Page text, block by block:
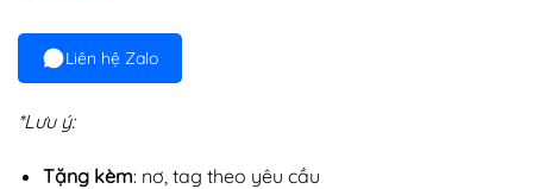
Liên hệ Zalo
*Lưu ý:
Tặng kèm: nơ, tag theo yêu cầu